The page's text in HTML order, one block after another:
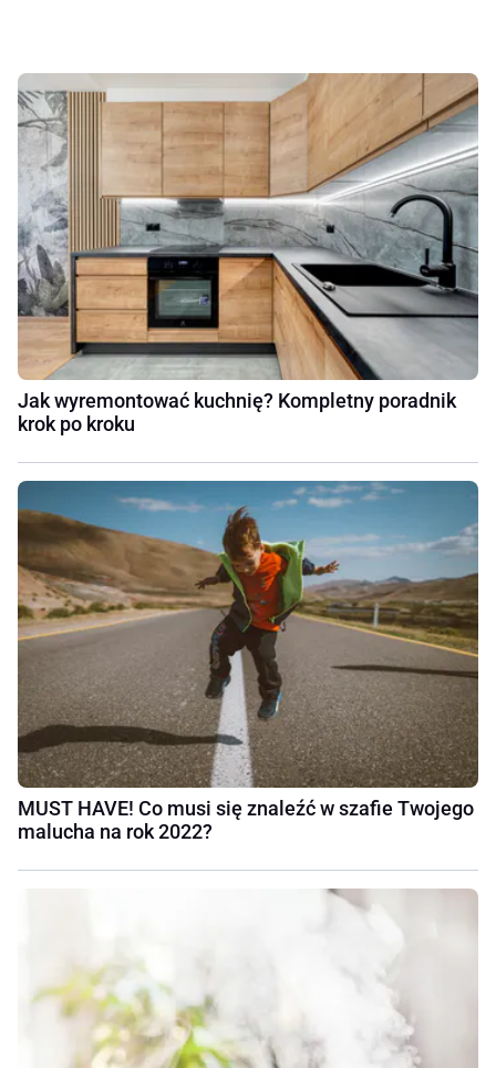
Jak wyremontować kuchnię? Kompletny poradnik
krok po kroku
MUST HAVE! Co musi się znaleźć w szafie Twojego
malucha na rok 2022?